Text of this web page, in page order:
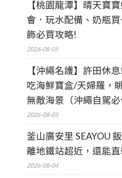
【桃園龍潭】晴天寶
會．玩水配備、奶瓶
飾必買攻略!
2026-08-05
【沖繩名護】許田休
吃海鮮寶盒/天婦羅，
無敵海景（沖繩自駕必
2026-08-05
釜山廣安里 SEAYOU
離地鐵站超近，還能直
2026-08-04